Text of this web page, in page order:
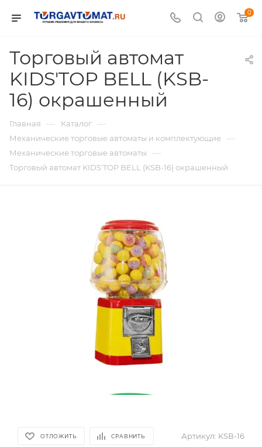
0
Торговый автомат
KIDS'TOP BELL (KSB-
16) окрашенный
Главная — Каталог —
Механические торговые автоматы и комплектующие —
Механические торговые автоматы —
Торговый автомат KIDS'TOP BELL (KSB-16) окрашенный
ОТЛОЖИТЬ СРАВНИТЬ Артикул: KSВ-16